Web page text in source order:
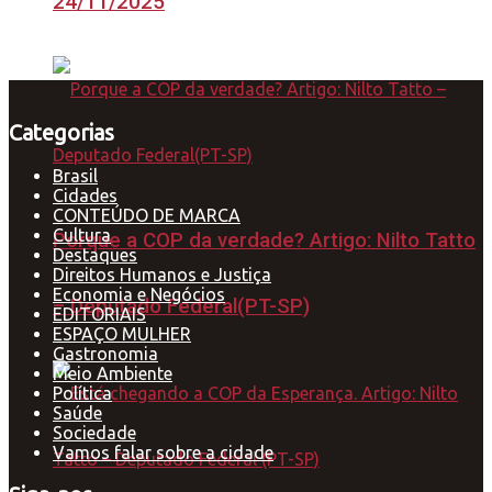
Porque a COP da verdade? Artigo: Nilto Tatto
– Deputado Federal(PT-SP)
Categorias
Brasil
Cidades
CONTEÚDO DE MARCA
Cultura
Destaques
Direitos Humanos e Justiça
Economia e Negócios
EDITORIAIS
ESPAÇO MULHER
Gastronomia
Meio Ambiente
Política
Saúde
Sociedade
Vamos falar sobre a cidade